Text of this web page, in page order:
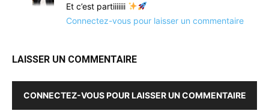
Et c’est partiiiiiii
Connectez-vous pour laisser un commentaire
LAISSER UN COMMENTAIRE
CONNECTEZ-VOUS POUR LAISSER UN COMMENTAIRE